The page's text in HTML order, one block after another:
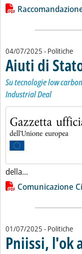
Lista allegati
04/07/2025 - Politiche
Aiuti di
Su tecnologie low
Industrial Deal
della...
Lista allegati
Comunicazione
01/07/2025 - Politiche
Pniissi, l'ok